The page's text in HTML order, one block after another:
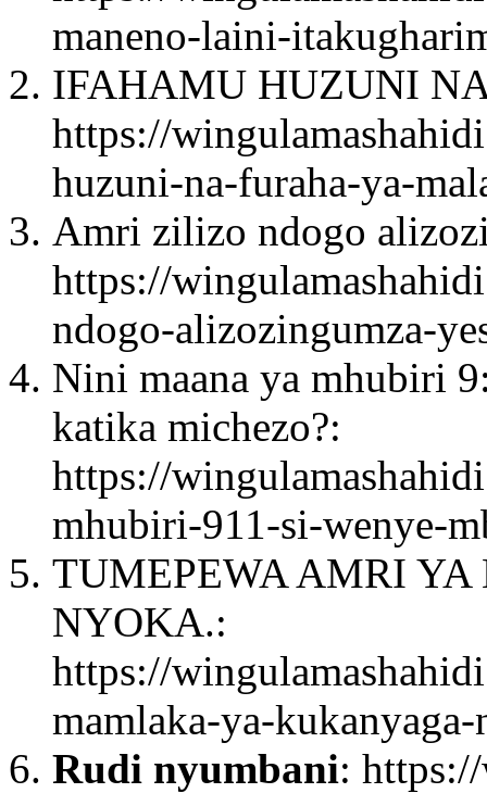
maneno-laini-
IFAHAMU HUZUNI
https://
huzuni-na-furaha-ya-
Amri zilizo ndogo
https://
ndogo-alizozingumza-
Nini maana ya mhubiri
katika michezo?:
https://
mhubiri-911-si-wenye-
TUMEPEWA AMRI
NYOKA.:
https://
mamlaka-ya-
Rudi nyumbani: